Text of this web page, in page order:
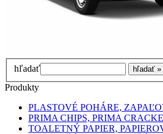
hľadať
Produkty
PLASTOVÉ POHÁRE,
PRIMA CHIPS, PRIMA
TOALETNÝ PAPIER,